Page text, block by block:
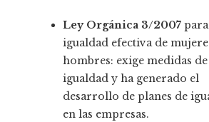
Ley Orgánica 3/2007
igualdad efectiva de
hombres: exige medidas de
igualdad y ha generado el
desarrollo de planes de
en las empresas.